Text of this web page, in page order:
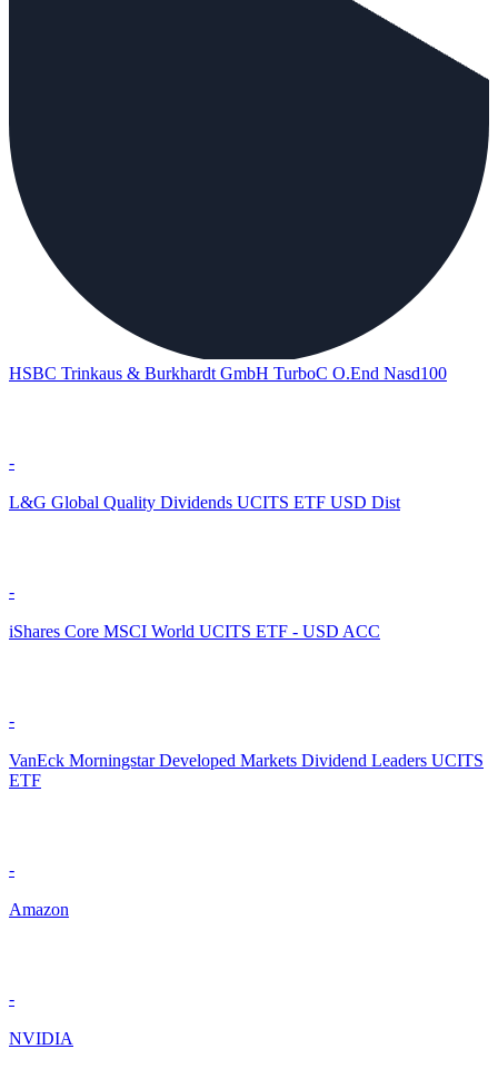
HSBC Trinkaus & Burkhardt GmbH TurboC O.End Nasd100
-
L&G Global Quality Dividends UCITS ETF USD Dist
-
iShares Core MSCI World UCITS ETF - USD ACC
-
VanEck Morningstar Developed Markets Dividend Leaders UCITS
ETF
-
Amazon
-
NVIDIA